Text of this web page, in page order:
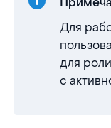
Для
для роли
с